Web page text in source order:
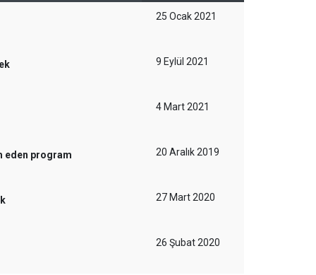
25 Ocak 2021
9 Eylül 2021
4 Mart 2021
eden program
20 Aralık 2019
27 Mart 2020
26 Şubat 2020